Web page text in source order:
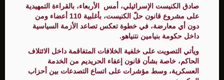
صادق الكنيست الإسرائيلي، أمس الأربعاء، بالقراءة التمهيدية
على مشروع قانون حلّ الكنيست، بأغلبية 110 أعضاء ومن
دون أي معارضة، في خطوة تعكس تصاعد الأزمة السياسية
داخل حكومة بنيامين نتنياهو.
ويأتي التصويت على خلفية الخلافات المتفاقمة داخل الائتلاف
الحاكم، خاصة بشأن قانون إعفاء الحريديم من الخدمة
العسكرية، وسط مؤشرات على اتساع التصدعات بين أحزاب